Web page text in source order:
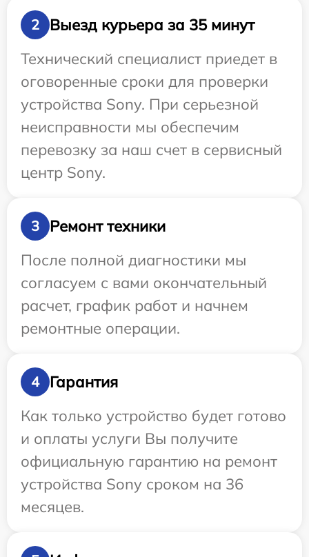
2
Выезд курьера за 35 минут
Технический специалист приедет в
оговоренные сроки для проверки
устройства Sony. При серьезной
неисправности мы обеспечим
перевозку за наш счет в сервисный
центр Sony.
3
Ремонт техники
После полной диагностики мы
согласуем с вами окончательный
расчет, график работ и начнем
ремонтные операции.
4
Гарантия
Как только устройство будет готово
и оплаты услуги Вы получите
официальную гарантию на ремонт
устройства Sony сроком на 36
месяцев.